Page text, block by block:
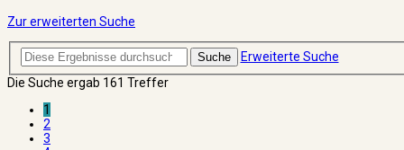
Zur erweiterten Suche
Suche
Erweiterte Suche
Die Suche ergab 161 Treffer
1
2
3